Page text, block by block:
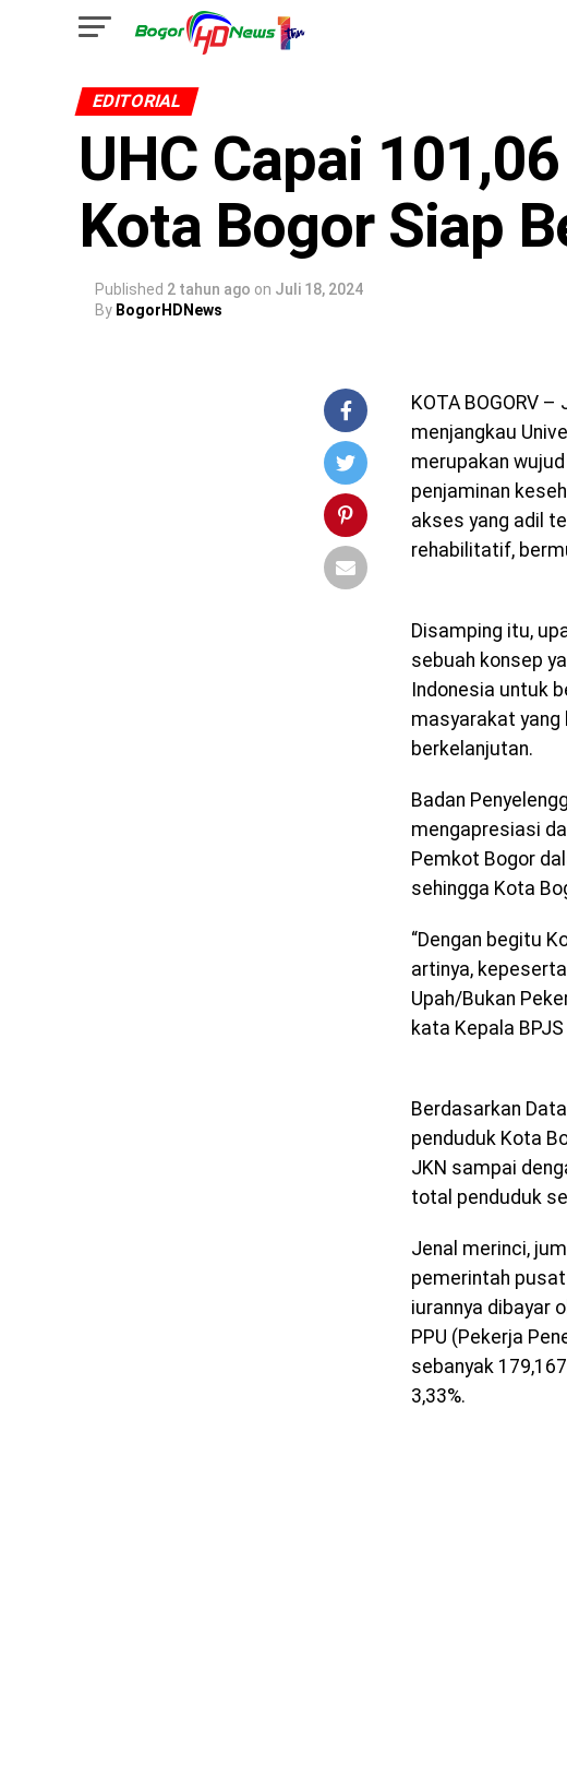
EDITORIAL
UHC Capai
Kota Bogor Siap
Published 2 tahun ago on Juli 18, 2024
By BogorHDNews
KOTA BOGORV
menjangkau
merupakan
penjaminan
akses yang adil
rehabilitatif,
Disamping itu,
sebuah konsep
Indonesia untuk
masyarakat
berkelanjutan.
Badan
mengapresiasi
Pemkot Bogor
sehingga Kota
“Dengan begitu
artinya,
Upah/Bukan
kata Kepala
Berdasarkan
penduduk Kota
JKN sampai
total penduduk
Jenal merinci,
pemerintah pusat
iurannya dibayar
PPU (Pekerja
sebanyak
3,33%.